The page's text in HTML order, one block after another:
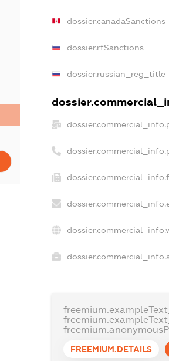
dossier.canadaSanctions
dossier.rfSanctions
dossier.russian_reg_title
FREEMIUM.DETAILS